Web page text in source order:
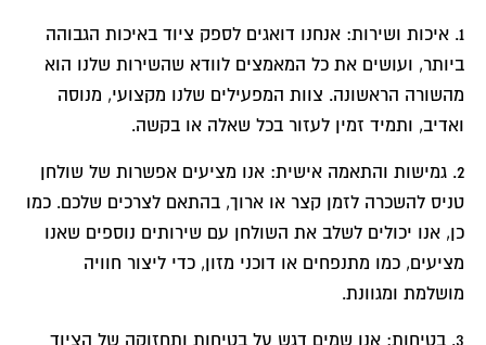
1. איכות ושירות: אנחנו דואגים לספק ציוד באיכות הגבוהה
ביותר, ועושים את כל המאמצים לוודא שהשירות שלנו הוא
מהשורה הראשונה. צוות המפעילים שלנו מקצועי, מנוסה
ואדיב, ותמיד זמין לעזור בכל שאלה או בקשה.
2. גמישות והתאמה אישית: אנו מציעים אפשרות של שולחן
טניס להשכרה לזמן קצר או ארוך, בהתאם לצרכים שלכם. כמו
כן, אנו יכולים לשלב את השולחן עם שירותים נוספים שאנו
מציעים, כמו מתנפחים או דוכני מזון, כדי ליצור חוויה
מושלמת ומגוונת.
3. בטיחות: אנו שמים דגש על בטיחות ותחזוקה של הציוד